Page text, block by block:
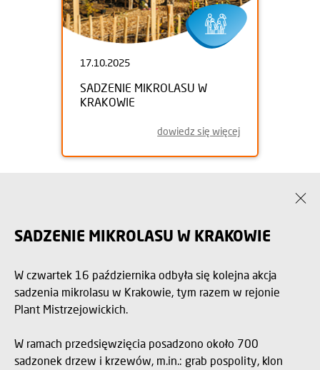
17.10.2025
SADZENIE MIKROLASU W
KRAKOWIE
dowiedz się więcej
SADZENIE MIKROLASU W KRAKOWIE
W czwartek 16 października odbyła się kolejna akcja
sadzenia mikrolasu w Krakowie, tym razem w rejonie
Plant Mistrzejowickich.
W ramach przedsięwzięcia posadzono około 700
sadzonek drzew i krzewów, m.in.: grab pospolity, klon